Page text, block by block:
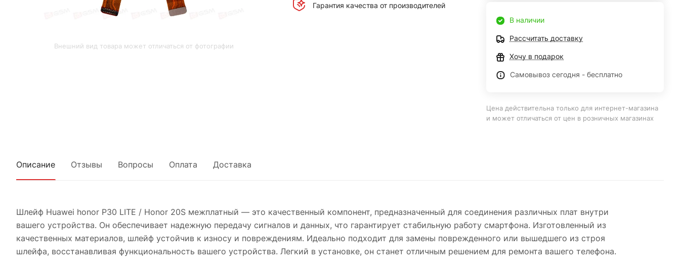
Внешний вид товара может отличаться от фотографии
Гарантия качества от производителей
В наличии
Рассчитать доставку
Хочу в подарок
Самовывоз сегодня - бесплатно
Цена действительна только для интернет-магазина
и может отличаться от цен в розничных магазинах
Описание Отзывы Вопросы Оплата Доставка
Шлейф Huawei honor P30 LITE / Honor 20S межплатный — это качественный компонент, предназначенный для соединения различных плат внутри
вашего устройства. Он обеспечивает надежную передачу сигналов и данных, что гарантирует стабильную работу смартфона. Изготовленный из
качественных материалов, шлейф устойчив к износу и повреждениям. Идеально подходит для замены поврежденного или вышедшего из строя
шлейфа, восстанавливая функциональность вашего устройства. Легкий в установке, он станет отличным решением для ремонта вашего телефона.